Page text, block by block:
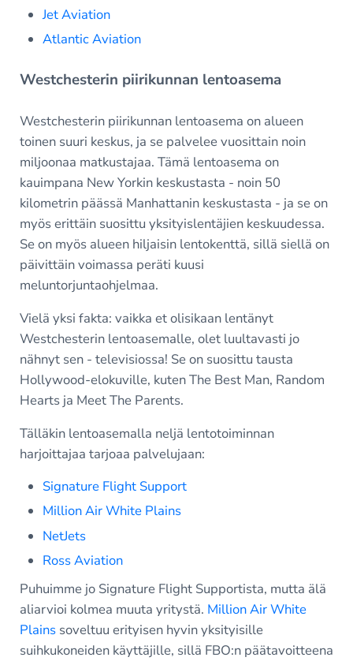
Jet Aviation
Atlantic Aviation
Westchesterin piirikunnan lentoasema
Westchesterin piirikunnan lentoasema on alueen
toinen suuri keskus, ja se palvelee vuosittain noin
miljoonaa matkustajaa. Tämä lentoasema on
kauimpana New Yorkin keskustasta - noin 50
kilometrin päässä Manhattanin keskustasta - ja se on
myös erittäin suosittu yksityislentäjien keskuudessa.
Se on myös alueen hiljaisin lentokenttä, sillä siellä on
päivittäin voimassa peräti kuusi
meluntorjuntaohjelmaa.
Vielä yksi fakta: vaikka et olisikaan lentänyt
Westchesterin lentoasemalle, olet luultavasti jo
nähnyt sen - televisiossa! Se on suosittu tausta
Hollywood-elokuville, kuten The Best Man, Random
Hearts ja Meet The Parents.
Tälläkin lentoasemalla neljä lentotoiminnan
harjoittajaa tarjoaa palvelujaan:
Signature Flight Support
Million Air White Plains
NetJets
Ross Aviation
Puhuimme jo Signature Flight Supportista, mutta älä
aliarvioi kolmea muuta yritystä. Million Air White
Plainssoveltuu erityisen hyvin yksityisille
suihkukoneiden käyttäjille, sillä FBO:n päätavoitteena